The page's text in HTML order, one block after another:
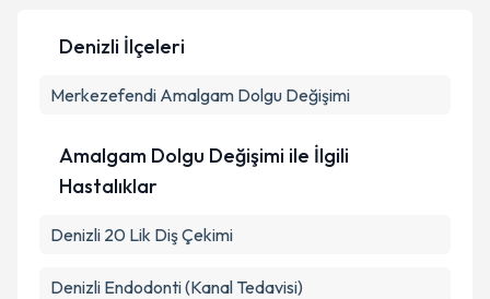
Kişisel verilerimin işlenmesine ilişkin
Metni'ni okudum ve kişisel verilerimin belirtilen
Takvim Talebini Gönder
Denizli İlçeleri
Merkezefendi Amalgam Dolgu Değişimi
Amalgam Dolgu Değişimi ile İlgili
Hastalıklar
Denizli 20 Lik Diş Çekimi
Denizli Endodonti (Kanal Tedavisi)